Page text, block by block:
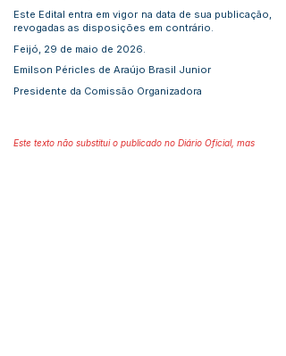
Este Edital entra em vigor na data de sua publicação,
revogadas as disposições em contrário.
Feijó, 29 de maio de 2026.
Emilson Péricles de Araújo Brasil Junior
Presidente da Comissão Organizadora
Este texto não substitui o publicado no Diário Oficial, mas